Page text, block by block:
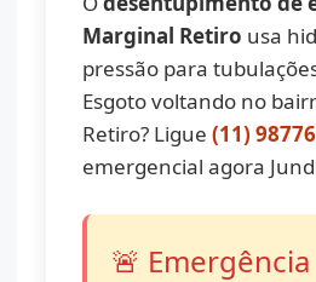
Marginal Retiro usa
pressão para
Esgoto voltando no
Retiro? Ligue(11)
emergencial agora
🚨